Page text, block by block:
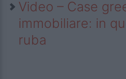
Video – Case
immobiliare: in
ruba